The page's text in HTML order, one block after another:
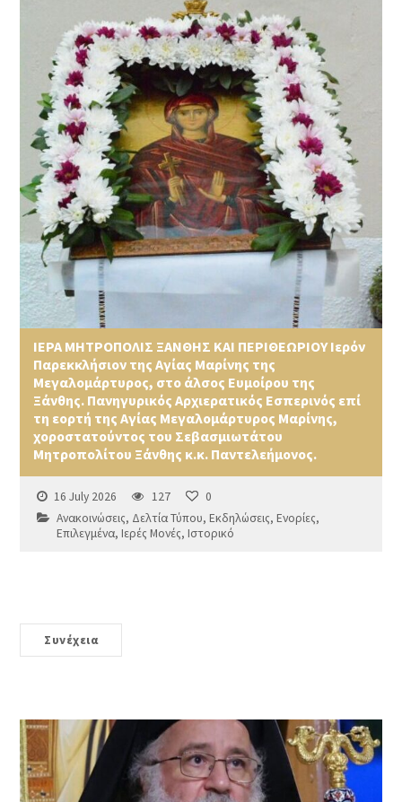
ΙΕΡΑ ΜΗΤΡΟΠΟΛΙΣ ΞΑΝΘΗΣ ΚΑΙ ΠΕΡΙΘΕΩΡΙΟΥ Ιερόν
Παρεκκλήσιον της Αγίας Μαρίνης της
Μεγαλομάρτυρος, στο άλσος Ευμοίρου της
Ξάνθης. Πανηγυρικός Αρχιερατικός Εσπερινός επί
τη εορτή της Αγίας Μεγαλομάρτυρος Μαρίνης,
χοροστατούντος του Σεβασμιωτάτου
Μητροπολίτου Ξάνθης κ.κ. Παντελεήμονος.
16 July 2026 127
0
Ανακοινώσεις, Δελτία Τύπου,Εκδηλώσεις,Ενορίες,
Επιλεγμένα,Ιερές Μονές,Ιστορικό
Συνέχεια